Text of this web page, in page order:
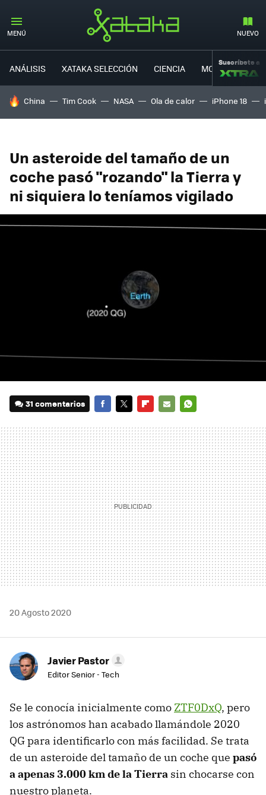
MENÚ NUEVO
ANÁLISIS XATAKA SELECCIÓN CIENCIA MOVILIDAD
Suscríbete a
HOY SE HABLA DE
China Tim Cook NASA Ola de calor iPhone 18
Un asteroide del tamaño de un
coche pasó "rozando" la Tierra y
ni siquiera lo teníamos vigilado
31 comentarios
MAIL
20 Agosto 2020
Javier Pastor
Editor Senior - Tech
Se le conocía inicialmente como ZTF0DxQ, pero
los astrónomos han acabado llamándole 2020
QG para identificarlo con más facilidad. Se trata
de un asteroide del tamaño de un coche que pasó
a apenas 3.000 km de la Tierra sin chocarse con
nuestro planeta.